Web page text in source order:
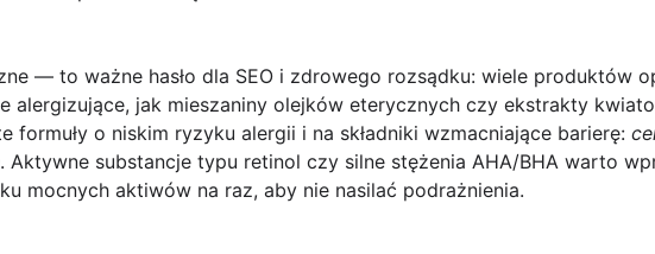
— to ważne hasło dla SEO i zdrowego rozsądku: wiele produktów
alergizujące, jak mieszaniny olejków eterycznych czy ekstrakty
formuły o niskim ryzyku alergii i na składniki wzmacniające barierę:
. Aktywne substancje typu retinol czy silne stężenia AHA/BHA warto
mocnych aktiwów na raz, aby nie nasilać podrażnienia.